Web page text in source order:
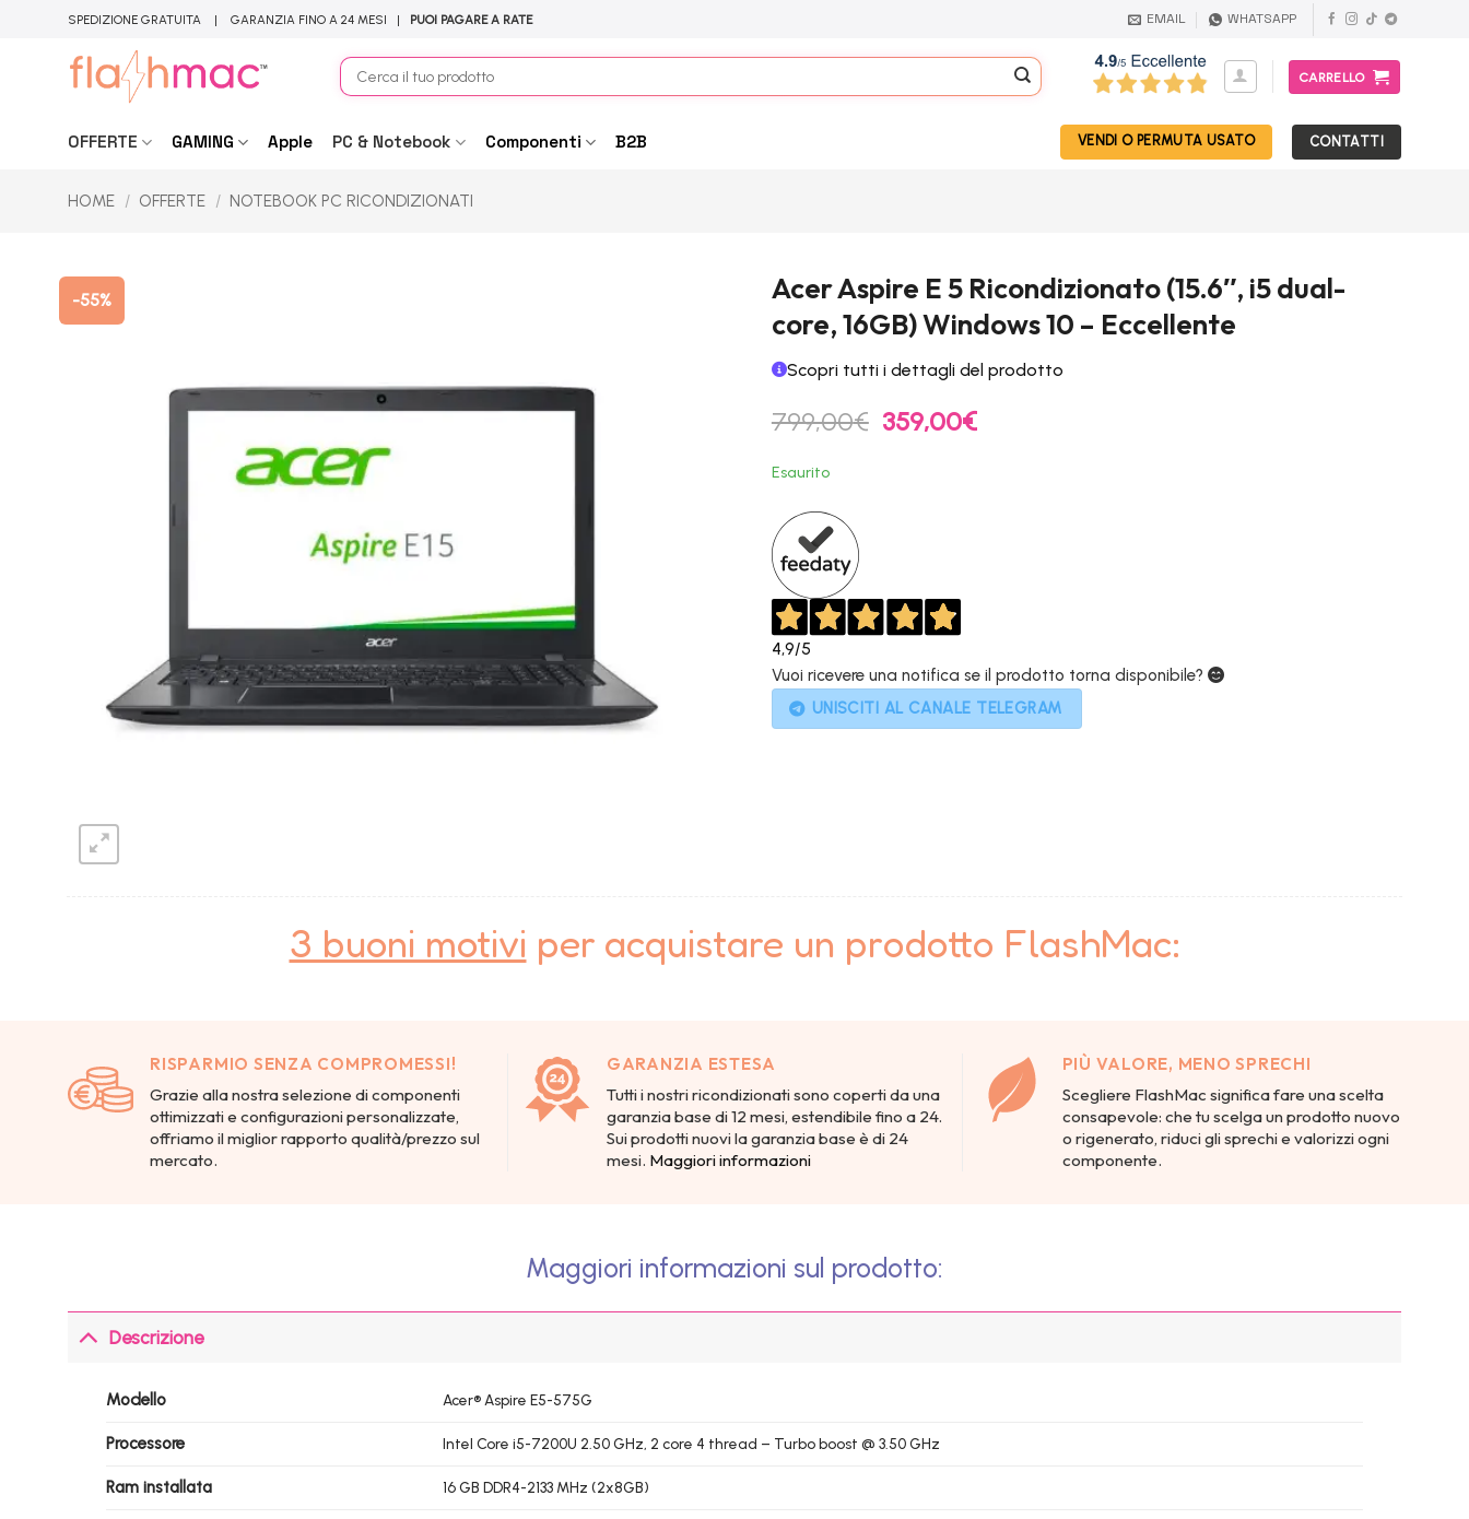
SPEDIZIONE GRATUITA | GARANZIA FINO A 24 MESI | PUOI PAGARE A RATE EMAIL WHATSAPP
Cerca:
CARRELLO
OFFERTE GAMING Apple PC & Notebook Componenti B2B VENDI O PERMUTA USATO CONTATTI
HOME / OFFERTE / NOTEBOOK PC RICONDIZIONATI
-55%
Acer Aspire E 5 Ricondizionato (15.6″, i5 dual-
core, 16GB) Windows 10 – Eccellente
Scopri tutti i dettagli del prodotto
799,00€ Il
prezzo
359,00€Il
prezzo
Esaurito
4,9/5
Vuoi ricevere una notifica se il prodotto torna disponibile?
UNISCITI AL CANALE TELEGRAM
3 buoni motivi per acquistare un prodotto FlashMac:
RISPARMIO SENZA COMPROMESSI!
Grazie alla nostra selezione di componenti
ottimizzati e configurazioni personalizzate,
offriamo il miglior rapporto qualità/prezzo sul
mercato.
GARANZIA ESTESA
Tutti i nostri ricondizionati sono coperti da una
garanzia base di 12 mesi, estendibile fino a 24.
Sui prodotti nuovi la garanzia base è di 24
mesi. Maggiori informazioni
PIÙ VALORE, MENO SPRECHI
Scegliere FlashMac significa fare una scelta
consapevole: che tu scelga un prodotto nuovo
o rigenerato, riduci gli sprechi e valorizzi ogni
componente.
Maggiori informazioni sul prodotto:
Descrizione
Modello Acer® Aspire E5-575G
Processore Intel Core i5-7200U 2.50 GHz, 2 core 4 thread – Turbo boost @ 3.50 GHz
Ram installata 16 GB DDR4-2133 MHz (2x8GB)